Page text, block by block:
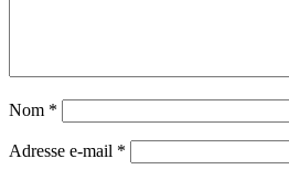
Nom *
Adresse e-mail *